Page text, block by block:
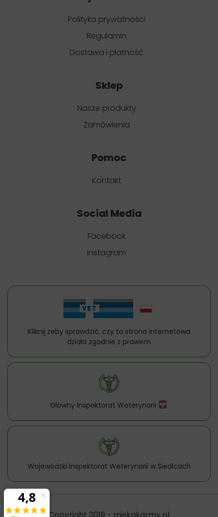
Polityka prywatności
Regulamin
Dostawa i płatność
Sklep
Nasze produkty
Zamówienia
Pomoc
Kontakt
Social Media
Facebook
Instagram
Kliknij żeby sprawdzić, czy ta strona internetowa
działa zgodnie z prawem
Główny Inspektorat Weterynarii
Wojewódzki Inspektorat Weterynarii w Siedlcach
Copyright 2019 - miskakarmy.pl